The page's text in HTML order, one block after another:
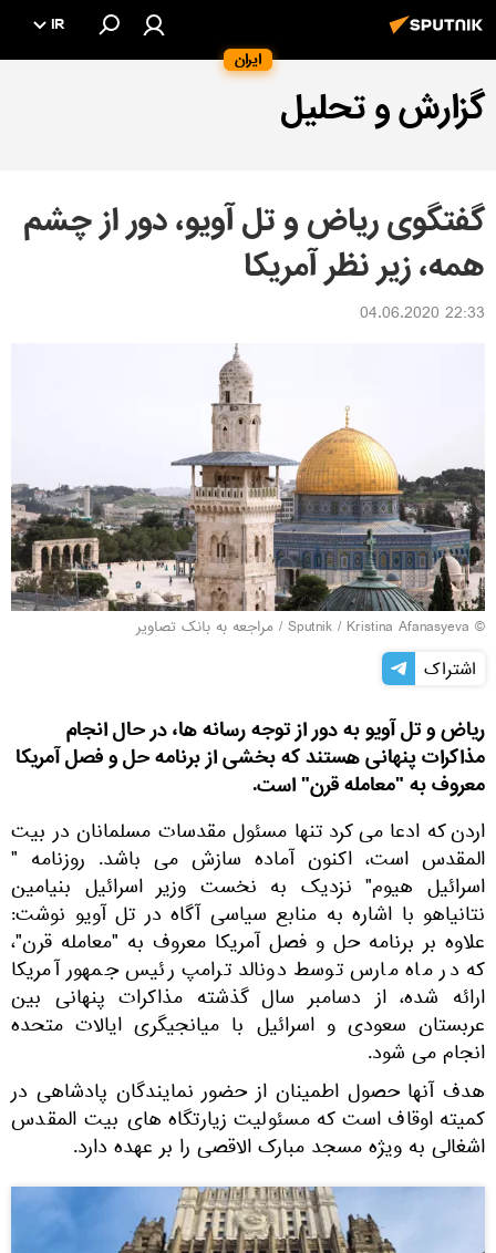
ایران
IR
گزارش و تحلیل
گفتگوی ریاض و تل آویو، دور از چشم
همه، زیر نظر آمریکا
22:33 04.06.2020
© Sputnik / Kristina Afanasyeva
/ مراجعه به بانک تصاویر
اشتراک
ریاض و تل آویو به دور از توجه رسانه ها، در حال انجام
مذاکرات پنهانی هستند که بخشی از برنامه حل و فصل آمریکا
معروف به "معامله قرن" است.
اردن که ادعا می کرد تنها مسئول مقدسات مسلمانان در بیت
المقدس است، اکنون آماده سازش می باشد. روزنامه "
اسرائیل هیوم" نزدیک به نخست وزیر اسرائیل بنیامین
نتانیاهو با اشاره به منابع سیاسی آگاه در تل آویو نوشت:
علاوه بر برنامه حل و فصل آمریکا معروف به "معامله قرن"،
كه در ماه مارس توسط دونالد ترامپ رئیس جمهور آمریكا
ارائه شده، از دسامبر سال گذشته مذاکرات پنهانی بین
عربستان سعودی و اسرائیل با میانجیگری ایالات متحده
انجام می شود.
هدف آنها حصول اطمینان از حضور نمایندگان پادشاهی در
کمیته اوقاف است که مسئولیت زیارتگاه های بیت المقدس
اشغالی به ویژه مسجد مبارک الاقصی را بر عهده دارد.